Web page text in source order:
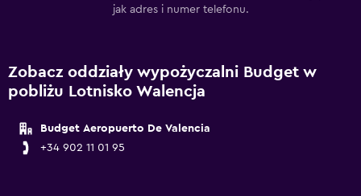
jak adres i numer telefonu.
Zobacz oddziały wypożyczalni Budget w
pobliżu Lotnisko Walencja
Budget Aeropuerto De Valencia
+34 902 11 01 95